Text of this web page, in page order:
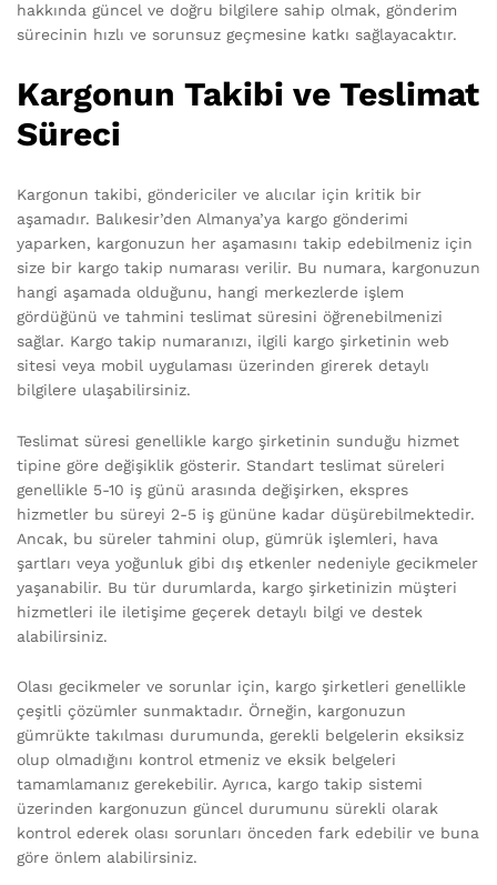
hakkında güncel ve doğru bilgilere sahip olmak, gönderim
sürecinin hızlı ve sorunsuz geçmesine katkı sağlayacaktır.
Kargonun Takibi ve Teslimat
Süreci
Kargonun takibi, göndericiler ve alıcılar için kritik bir
aşamadır. Balıkesir’den Almanya’ya kargo gönderimi
yaparken, kargonuzun her aşamasını takip edebilmeniz için
size bir kargo takip numarası verilir. Bu numara, kargonuzun
hangi aşamada olduğunu, hangi merkezlerde işlem
gördüğünü ve tahmini teslimat süresini öğrenebilmenizi
sağlar. Kargo takip numaranızı, ilgili kargo şirketinin web
sitesi veya mobil uygulaması üzerinden girerek detaylı
bilgilere ulaşabilirsiniz.
Teslimat süresi genellikle kargo şirketinin sunduğu hizmet
tipine göre değişiklik gösterir. Standart teslimat süreleri
genellikle 5-10 iş günü arasında değişirken, ekspres
hizmetler bu süreyi 2-5 iş gününe kadar düşürebilmektedir.
Ancak, bu süreler tahmini olup, gümrük işlemleri, hava
şartları veya yoğunluk gibi dış etkenler nedeniyle gecikmeler
yaşanabilir. Bu tür durumlarda, kargo şirketinizin müşteri
hizmetleri ile iletişime geçerek detaylı bilgi ve destek
alabilirsiniz.
Olası gecikmeler ve sorunlar için, kargo şirketleri genellikle
çeşitli çözümler sunmaktadır. Örneğin, kargonuzun
gümrükte takılması durumunda, gerekli belgelerin eksiksiz
olup olmadığını kontrol etmeniz ve eksik belgeleri
tamamlamanız gerekebilir. Ayrıca, kargo takip sistemi
üzerinden kargonuzun güncel durumunu sürekli olarak
kontrol ederek olası sorunları önceden fark edebilir ve buna
göre önlem alabilirsiniz.